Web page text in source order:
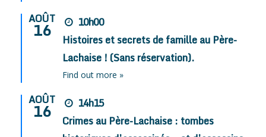
AOÛT
16
10h00
Histoires et secrets de famille au Père-
Lachaise ! (Sans réservation).
Find out more »
AOÛT
16
14h15
Crimes au Père-Lachaise : tombes